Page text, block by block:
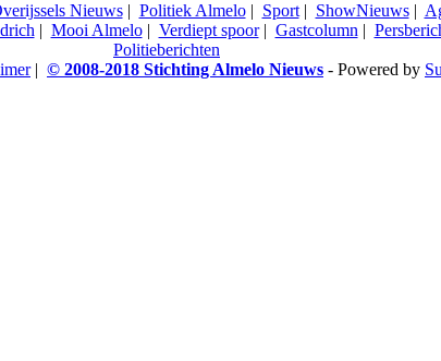
Nieuws| Politiek Almelo| Sport| ShowNieuws|
| Mooi Almelo| Verdiept spoor| Gastcolumn|
Politieberichten
| © 2008-2018 Stichting Almelo Nieuws - Powered by